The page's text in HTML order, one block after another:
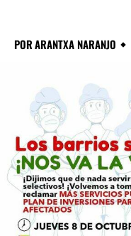
PORARANTXA NARANJO